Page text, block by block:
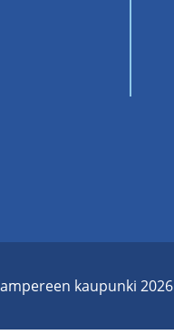
kau­pun­ki 2026